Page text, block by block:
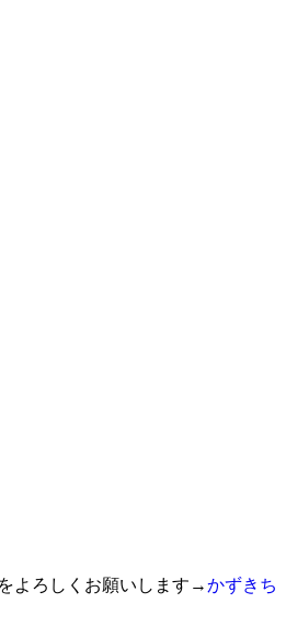
よろしくお願いします→かずきち